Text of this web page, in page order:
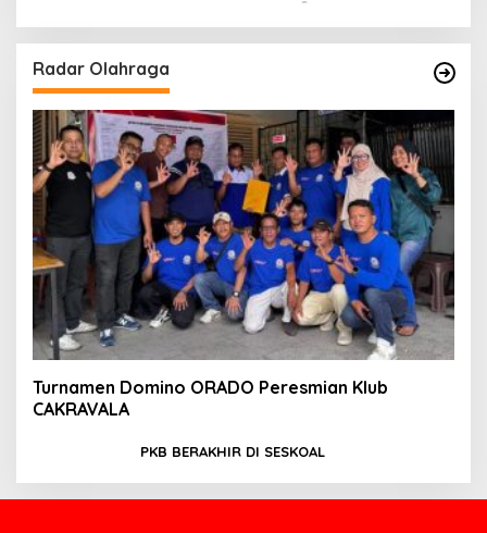
Radar Olahraga
Turnamen Domino ORADO Peresmian Klub
CAKRAVALA
PKB BERAKHIR DI SESKOAL